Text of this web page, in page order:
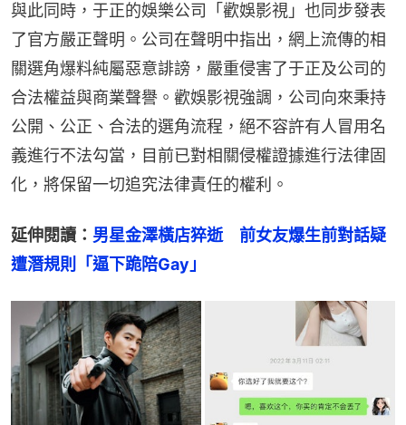
與此同時，于正的娛樂公司「歡娛影視」也同步發表
了官方嚴正聲明。公司在聲明中指出，網上流傳的相
關選角爆料純屬惡意誹謗，嚴重侵害了于正及公司的
合法權益與商業聲譽。歡娛影視強調，公司向來秉持
公開、公正、合法的選角流程，絕不容許有人冒用名
義進行不法勾當，目前已對相關侵權證據進行法律固
化，將保留一切追究法律責任的權利。
延伸閱讀： 男星金澤橫店猝逝　前女友爆生前對話疑
遭潛規則「逼下跪陪Gay」